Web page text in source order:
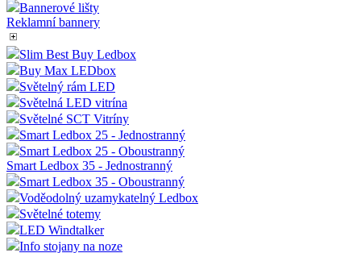
Bannerové lišty
Reklamní bannery
Slim Best Buy Ledbox
Buy Max LEDbox
Světelný rám LED
Světelná LED vitrína
Světelné SCT Vitríny
Smart Ledbox 25 - Jednostranný
Smart Ledbox 25 - Oboustranný
Smart Ledbox 35 - Jednostranný
Smart Ledbox 35 - Oboustranný
Voděodolný uzamykatelný Ledbox
Světelné totemy
LED Windtalker
Info stojany na noze